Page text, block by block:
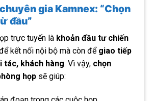
gia Kamnex: “Chọn
đầu”
trực tuyến là khoản đầu tư chiến
kết nối nội bộ mà còn để giao tiếp
tác, khách hàng. Vì vậy, chọn
họp sẽ giúp: